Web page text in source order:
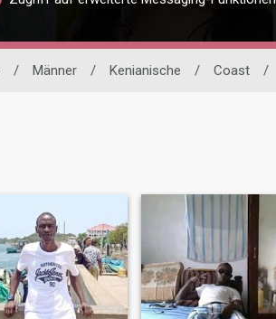
/ Männer / Kenianische / Coast /